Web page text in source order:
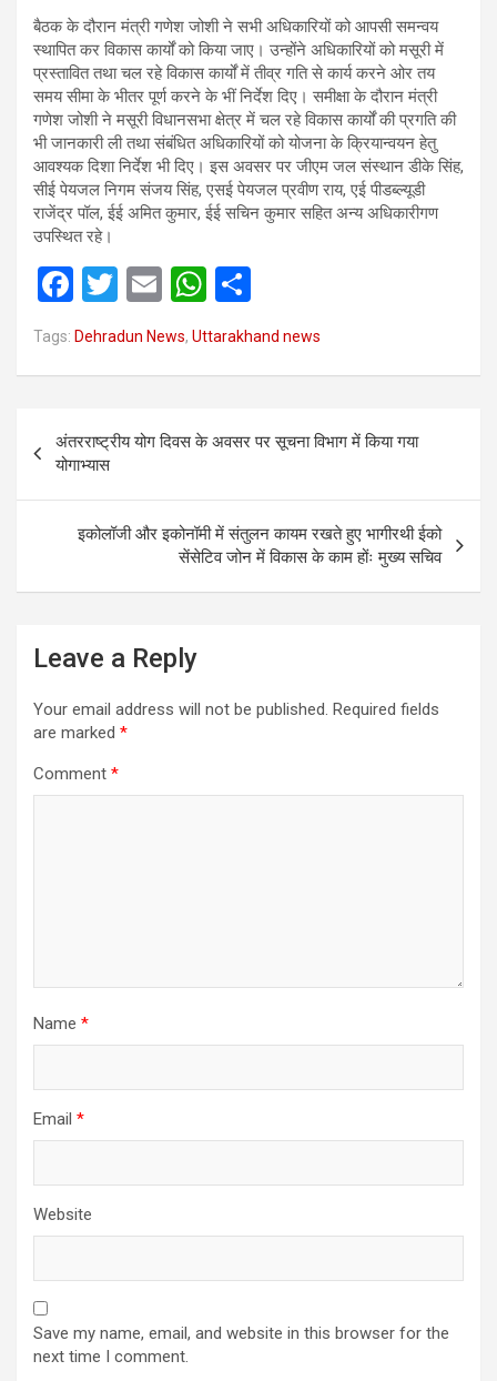
बैठक के दौरान मंत्री गणेश जोशी ने सभी अधिकारियों को आपसी समन्वय
स्थापित कर विकास कार्यों को किया जाए। उन्होंने अधिकारियों को मसूरी में
प्रस्तावित तथा चल रहे विकास कार्यों में तीव्र गति से कार्य करने ओर तय
समय सीमा के भीतर पूर्ण करने के भीं निर्देश दिए। समीक्षा के दौरान मंत्री
गणेश जोशी ने मसूरी विधानसभा क्षेत्र में चल रहे विकास कार्यों की प्रगति की
भी जानकारी ली तथा संबंधित अधिकारियों को योजना के क्रियान्वयन हेतु
आवश्यक दिशा निर्देश भी दिए। इस अवसर पर जीएम जल संस्थान डीके सिंह,
सीई पेयजल निगम संजय सिंह, एसई पेयजल प्रवीण राय, एई पीडब्ल्यूडी
राजेंद्र पॉल, ईई अमित कुमार, ईई सचिन कुमार सहित अन्य अधिकारीगण
उपस्थित रहे।
F
a
ce
b
o
o
k
T
wi
tt
er
E
m
ail
W
h
at
s
A
p
p
ar
e
Tags: Dehradun News, Uttarakhand news
Post
navigation
अंतरराष्ट्रीय योग दिवस के अवसर पर सूचना विभाग में किया गया
योगाभ्यास
इकोलॉजी और इकोनॉमी में संतुलन कायम रखते हुए भागीरथी ईको
सेंसेटिव जोन में विकास के काम होंः मुख्य सचिव
Leave a Reply
Your email address will not be published. Required fields
are marked *
Comment *
Name *
Email *
Website
Save my name, email, and website in this browser for the
next time I comment.